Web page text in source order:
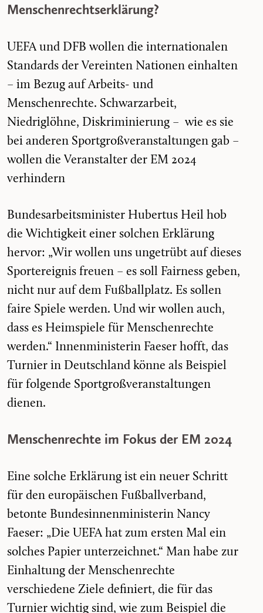
Menschenrechtserklärung?
UEFA und DFB wollen die internationalen
Standards der Vereinten Nationen einhalten
– im Bezug auf Arbeits- und
Menschenrechte. Schwarzarbeit,
Niedriglöhne, Diskriminierung – wie es sie
bei anderen Sportgroßveranstaltungen gab –
wollen die Veranstalter der EM 2024
verhindern
Bundesarbeitsminister Hubertus Heil hob
die Wichtigkeit einer solchen Erklärung
hervor: „Wir wollen uns ungetrübt auf dieses
Sportereignis freuen – es soll Fairness geben,
nicht nur auf dem Fußballplatz. Es sollen
faire Spiele werden. Und wir wollen auch,
dass es Heimspiele für Menschenrechte
werden.“ Innenministerin Faeser hofft, das
Turnier in Deutschland könne als Beispiel
für folgende Sportgroßveranstaltungen
dienen.
Menschenrechte im Fokus der EM 2024
Eine solche Erklärung ist ein neuer Schritt
für den europäischen Fußballverband,
betonte Bundesinnenministerin Nancy
Faeser: „Die UEFA hat zum ersten Mal ein
solches Papier unterzeichnet.“ Man habe zur
Einhaltung der Menschenrechte
verschiedene Ziele definiert, die für das
Turnier wichtig sind, wie zum Beispiel die